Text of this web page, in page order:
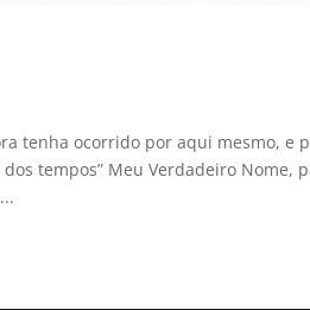
tenha ocorrido por aqui mesmo, e
tempos” Meu Verdadeiro Nome,